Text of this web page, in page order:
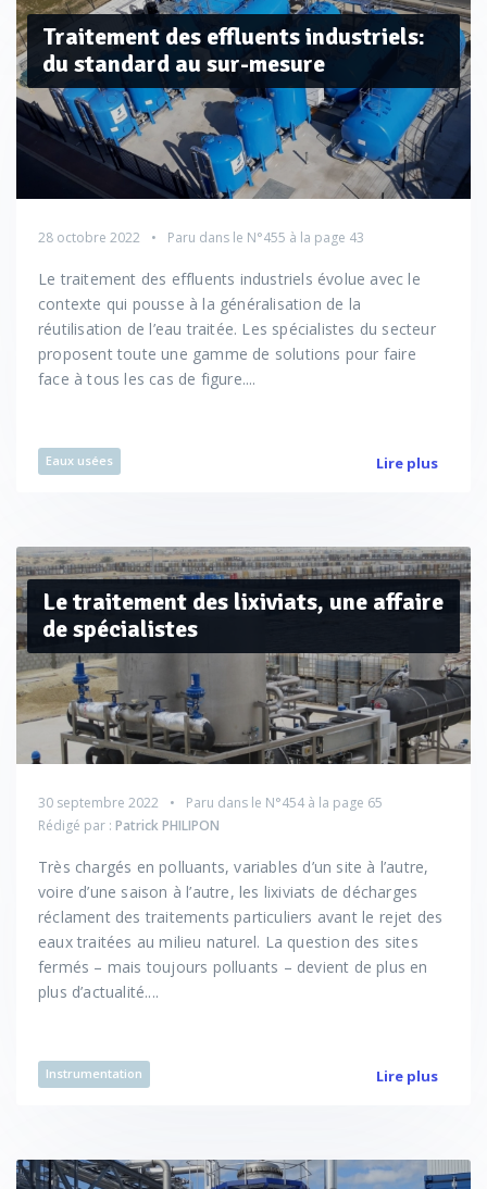
Traitement des effluents industriels:
du standard au sur-mesure
28 octobre 2022 Paru dans le N°455 à la page 43
Le traitement des effluents industriels évolue avec le
contexte qui pousse à la généralisation de la
réutilisation de l’eau traitée. Les spécialistes du secteur
proposent toute une gamme de solutions pour faire
face à tous les cas de figure....
Eaux usées Lire plus
Le traitement des lixiviats, une affaire
de spécialistes
30 septembre 2022 Paru dans le N°454 à la page 65
Rédigé par : Patrick PHILIPON
Très chargés en polluants, variables d’un site à l’autre,
voire d’une saison à l’autre, les lixiviats de décharges
réclament des traitements particuliers avant le rejet des
eaux traitées au milieu naturel. La question des sites
fermés – mais toujours polluants – devient de plus en
plus d’actualité....
Instrumentation Lire plus